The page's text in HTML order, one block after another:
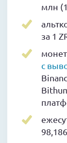
млн
за 1
с